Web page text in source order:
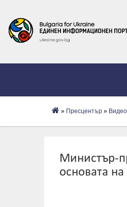
» Пресцентър » Видеo
Министър-
основата